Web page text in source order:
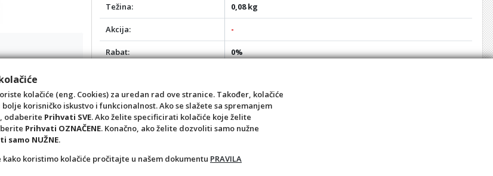
Težina: 0,08 kg
Akcija: -
Rabat: 0%
Kvalitetna izrada od mesinga
Prečnik navoja 3/8"
Žensko - ženski navoj
Krom
kolačiće (eng. Cookies) za uredan rad ove stranice. Također, kolačiće
korisničko iskustvo i funkcionalnost. Ako se slažete sa spremanjem
odaberite Prihvati SVE. Ako želite specificirati kolačiće koje želite
Prihvati OZNAČENE. Konačno, ako želite dozvoliti samo nužne
samo NUŽNE.
koristimo kolačiće pročitajte u našem dokumentu PRAVILA